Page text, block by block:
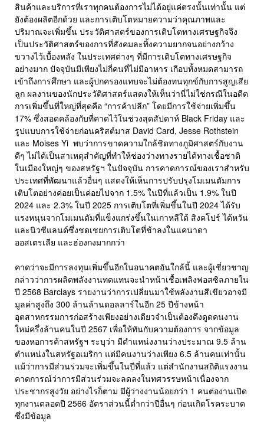
สินค้าและบริการที่เราทุกคนต้องการไม่ได้อยู่แค่ตรงนั้นเท่านั้น แต่
ยังต้องผลิตอีกด้วย และการเติบโตหมายความว่าคุณภาพและ
ปริมาณจะเพิ่มขึ้น ประวัติศาสตร์ของการเติบโตทางเศรษฐกิจจึง
เป็นประวัติศาสตร์ของการที่สังคมละทิ้งความยากจนอย่างกว้าง
ขวางไว้เบื้องหลัง ในประเทศต่างๆ ที่มีการเติบโตทางเศรษฐกิจ
อย่างมาก ปัจจุบันมีเพียงไม่กี่คนที่ไม่มีอาหาร เกือบทั้งหมดสามารถ
เข้าถึงการศึกษา และผู้ปกครองแทบจะไม่ต้องทนทุกข์กับการสูญเสีย
ลูก ผลงานของนักประวัติศาสตร์แสดงให้เห็นว่านี่ไม่ใช่กรณีในอดีต
การเพิ่มขึ้นที่ใหญ่ที่สุดคือ “การค้าปลีก” โดยมีการใช้จ่ายเพิ่มขึ้น
17% ซึ่งสอดคล้องกับที่คาดไว้ในช่วงสุดสัปดาห์ Black Friday และ
รูปแบบการใช้จ่ายก่อนคริสต์มาส David Card, Jesse Rothstein
และ Moises Yi พบว่าการขาดความใกล้ชิดทางภูมิศาสตร์กับงาน
ดีๆ ไม่ได้เป็นสาเหตุสำคัญที่ทำให้ช่องว่างทางรายได้ทางเชื้อชาติ
ในเมืองใหญ่ๆ ของสหรัฐฯ ในปัจจุบัน การคาดการณ์ของเราสำหรับ
ประเทศที่พัฒนาแล้วอื่นๆ แสดงให้เห็นการปรับปรุงโมเมนตัมการ
เติบโตอย่างค่อยเป็นค่อยไปจาก 1.5% ในปีที่แล้วเป็น 1.9% ในปี
2024 และ 2.3% ในปี 2025 การเติบโตที่เพิ่มขึ้นในปี 2024 ได้รับ
แรงหนุนจากโมเมนตัมที่แข็งแกร่งขึ้นในเกาหลีใต้ สิงคโปร์ ไต้หวัน
และนิวซีแลนด์ซึ่งชดเชยการเติบโตที่ช้าลงในแคนาดา
ออสเตรเลีย และฮ่องกงมากกว่า
คาดว่าจะมีการลงทุนเพิ่มขึ้นอีกในอนาคตอันใกล้นี้ และผู้เชี่ยวชาญ
กล่าวว่าการผลิตพลังงานทดแทนจะนำหน้าเชื้อเพลิงฟอสซิลภายใน
ปี 2568 Barclays รายงานว่าการเปลี่ยนมาใช้พลังงานสีเขียวอาจมี
มูลค่าสูงถึง 300 ล้านล้านดอลลาร์ในอีก 25 ปีข้างหน้า
อุตสาหกรรมการก่อสร้างเพียงอย่างเดียวจำเป็นต้องดึงดูดคนงาน
ใหม่ครึ่งล้านคนในปี 2567 เพื่อให้ทันกับความต้องการ จากข้อมูล
ของหอการค้าสหรัฐฯ ระบุว่า มีตำแหน่งงานว่างประมาณ 9.5 ล้าน
ตำแหน่งในสหรัฐอเมริกา แต่มีคนงานว่างเพียง 6.5 ล้านคนเท่านั้น
แม้ว่าการมีส่วนร่วมจะเพิ่มขึ้นในปีที่แล้ว แต่สำนักงานสถิติแรงงาน
คาดการณ์ว่าการมีส่วนร่วมจะลดลงในทศวรรษหน้าเนื่องจาก
ประชากรสูงวัย อย่างไรก็ตาม มีผู้ว่างงานน้อยกว่า 1 คนต่องานเปิด
ทุกงานตลอดปี 2566 อัตราส่วนนี้ต่ำกว่าปีอื่นๆ ก่อนเกิดโรคระบาด
ซึ่งมีข้อมูล